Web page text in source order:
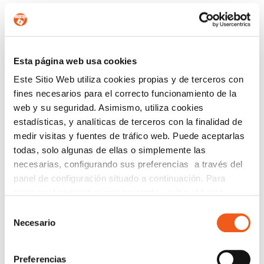
Esta página web usa cookies
Este Sitio Web utiliza cookies propias y de terceros con
fines necesarios para el correcto funcionamiento de la
web y su seguridad. Asimismo, utiliza cookies
estadísticas, y analíticas de terceros con la finalidad de
medir visitas y fuentes de tráfico web. Puede aceptarlas
todas, solo algunas de ellas o simplemente las
necesarias, configurando sus preferencias a través del
panel de configuración situado a continuación. Para
consultar nuestra política de cookies
política de cookies
Necesario
Preferencias
CONTÁCTANOS
Nombre
Teléfono de contacto
e-mail
Mensaje (opcional)